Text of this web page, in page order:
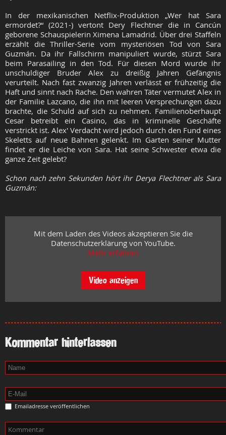
In der mexikanischen Netflix-Produktion „Wer hat Sara
ermordet?“ (2021-) vertont Dery Flechtner die in Cancún
geborene Schauspielerin Ximena Lamadrid. Über drei Staffeln
erzählt die Thriller-Serie vom mysteriösen Tod von Sara
Guzmán. Da ihr Fallschirm manipuliert wurde, stürzt Sara
beim Parasailing in den Tod. Für diesen Mord wurde ihr
unschuldiger Bruder Alex zu dreißig Jahren Gefängnis
verurteilt. Nach fast zwanzig Jahren verlässt er frühzeitig die
Haft und sinnt nach Rache. Den wahren Täter vermutet Alex in
der Familie Lazcano, die ihn mit leeren Versprechungen dazu
brachte, die Schuld auf sich zu nehmen. Familienoberhaupt
Cesar betreibt ein Casino, das in kriminelle Geschäfte
verstrickt ist. Alex' Verdacht wird jedoch durch den Fund eines
Skeletts auf neue Bahnen gelenkt. Im Garten seiner Mutter
findet er die Leiche von Sara. Hat seine Schwester etwa die
ganze Zeit gelebt?
Schon nach zehn Sekunden hört ihr Derya Flechtner als Sara
Guzmán:
Mit dem Laden des Videos akzeptieren Sie die
Datenschutzerklärung von YouTube.
Mehr erfahren
Video anzeigen
Kommentar hinterlassen
Emailadresse veröffentlichen